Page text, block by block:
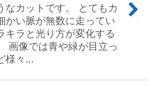
なカットです。 とてもカ
かい脈が無数に走ってい
キラと光り方が変化する
画像では青や緑が目立っ
様々…